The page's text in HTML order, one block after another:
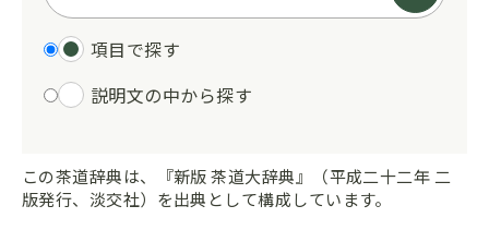
項目で探す
説明文の中から探す
この茶道辞典は、『新版 茶道大辞典』（平成二十二年 二
版発行、淡交社）を出典として構成しています。